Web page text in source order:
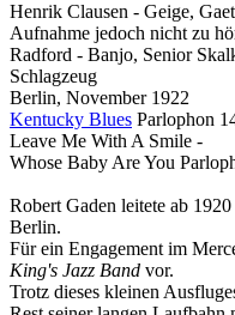
Henrik Clausen - Geige,
Aufnahme jedoch nicht zu
Radford - Banjo, Senior
Schlagzeug
Berlin, November 1922
Kentucky Blues Parlophon
Leave Me With A Smile -
Whose Baby Are You
Robert Gaden leitete ab
Berlin.
Für ein Engagement im
King's Jazz Band vor.
Trotz dieses kleinen